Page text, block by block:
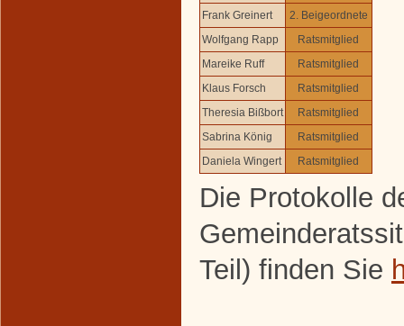
Frank Greinert
2. Beigeordnete
Wolfgang Rapp
Ratsmitglied
Mareike Ruff
Ratsmitglied
Klaus Forsch
Ratsmitglied
Theresia Bißbort
Ratsmitglied
Sabrina König
Ratsmitglied
Daniela Wingert
Ratsmitglied
Die Protokolle
Teil) finden Sie